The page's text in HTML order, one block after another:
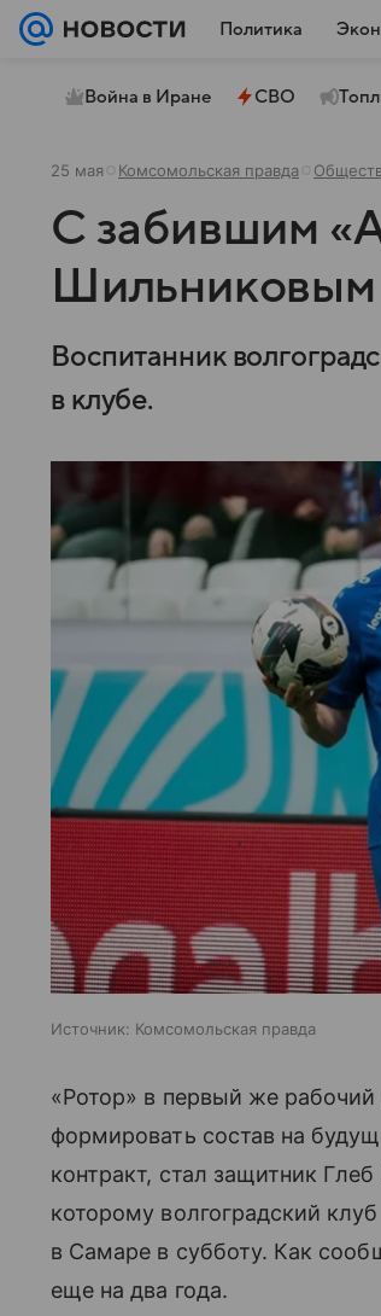
Политика
Война в Иране СВО
25 мая Комсомольская правда
С забившим
Шильниковым
Воспитанник
в клубе.
Источник: Комсомольская правда
«Ротор» в первый же
формировать состав на
контракт, стал защитник
которому волгоградский
в Самаре в субботу. Как
еще на два года.